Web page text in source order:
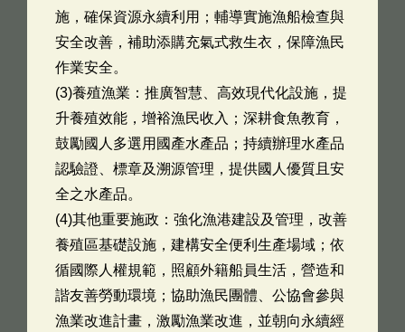
施，確保資源永續利用；輔導實施漁船檢查與
安全改善，補助添購充氣式救生衣，保障漁民
作業安全。
(3)養殖漁業：推廣智慧、高效現代化設施，提
升養殖效能，增裕漁民收入；深耕食魚教育，
鼓勵國人多選用國產水產品；持續辦理水產品
認驗證、標章及溯源管理，提供國人優質且安
全之水產品。
(4)其他重要施政：強化漁港建設及管理，改善
養殖區基礎設施，建構安全便利生產場域；依
循國際人權規範，照顧外籍船員生活，營造和
諧友善勞動環境；協助漁民團體、公協會參與
漁業改進計畫，激勵漁業改進，並朝向永續經